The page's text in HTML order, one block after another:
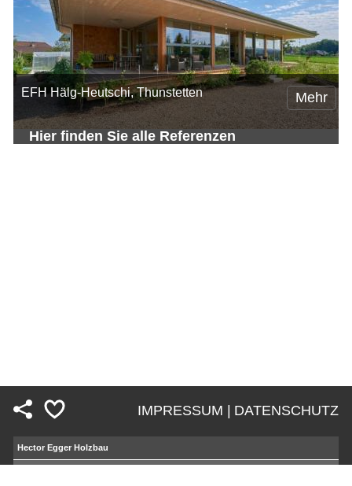
EFH Hälg-Heutschi, Thunstetten Mehr
Hier finden Sie alle Referenzen
Fußzeile
IMPRESSUM | DATENSCHUTZ
Hector Egger Holzbau